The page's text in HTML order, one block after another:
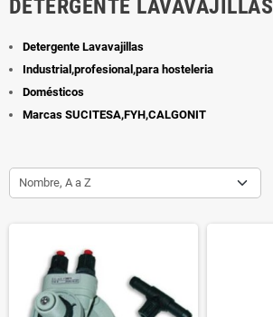
DETERGENTE LAVAVAJILLAS
Detergente Lavavajillas
Industrial,profesional,para hosteleria
Domésticos
Marcas SUCITESA,FYH,CALGONIT
Nombre, A a Z